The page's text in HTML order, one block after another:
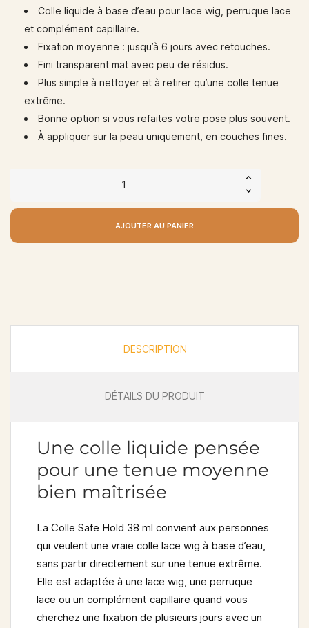
Colle liquide à base d’eau pour lace wig, perruque lace
et complément capillaire.
Fixation moyenne : jusqu’à 6 jours avec retouches.
Fini transparent mat avec peu de résidus.
Plus simple à nettoyer et à retirer qu’une colle tenue
extrême.
Bonne option si vous refaites votre pose plus souvent.
À appliquer sur la peau uniquement, en couches fines.
AJOUTER AU PANIER
DESCRIPTION
DÉTAILS DU PRODUIT
Une colle liquide pensée
pour une tenue moyenne
bien maîtrisée
La Colle Safe Hold 38 ml convient aux personnes
qui veulent une vraie colle lace wig à base d’eau,
sans partir directement sur une tenue extrême.
Elle est adaptée à une lace wig, une perruque
lace ou un complément capillaire quand vous
cherchez une fixation de plusieurs jours avec un